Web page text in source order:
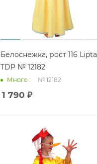
Белоснежка, рост 116 Lipta
TDP № 12182
Много № 12182
1 790 ₽